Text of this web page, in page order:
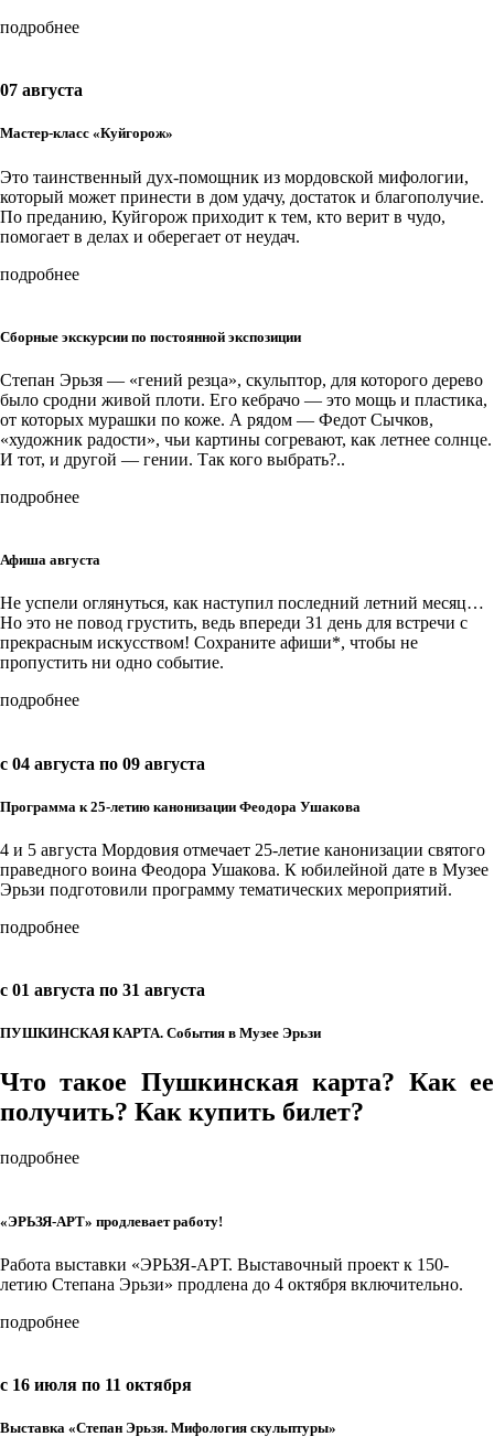
подробнее
07 августа
Мастер-класс «Куйгорож»
Это таинственный дух-помощник из мордовской мифологии,
который может принести в дом удачу, достаток и благополучие.
По преданию, Куйгорож приходит к тем, кто верит в чудо,
помогает в делах и оберегает от неудач.
подробнее
Сборные экскурсии по постоянной экспозиции
Степан Эрьзя — «гений резца», скульптор, для которого дерево
было сродни живой плоти. Его кебрачо — это мощь и пластика,
от которых мурашки по коже. А рядом — Федот Сычков,
«художник радости», чьи картины согревают, как летнее солнце.
И тот, и другой — гении. Так кого выбрать?..
подробнее
Афиша августа
Не успели оглянуться, как наступил последний летний месяц…
Но это не повод грустить, ведь впереди 31 день для встречи с
прекрасным искусством! Сохраните афиши*, чтобы не
пропустить ни одно событие.
подробнее
c 04 августа по 09 августа
Программа к 25-летию канонизации Феодора Ушакова
4 и 5 августа Мордовия отмечает 25-летие канонизации святого
праведного воина Феодора Ушакова. К юбилейной дате в Музее
Эрьзи подготовили программу тематических мероприятий.
подробнее
c 01 августа по 31 августа
ПУШКИНСКАЯ КАРТА. События в Музее Эрьзи
Что такое Пушкинская карта? Как ее
получить? Как купить билет?
подробнее
«ЭРЬЗЯ-АРТ» продлевает работу!
Работа выставки «ЭРЬЗЯ-АРТ. Выставочный проект к 150-
летию Степана Эрьзи» продлена до 4 октября включительно.
подробнее
c 16 июля по 11 октября
Выставка «Степан Эрьзя. Мифология скульптуры»